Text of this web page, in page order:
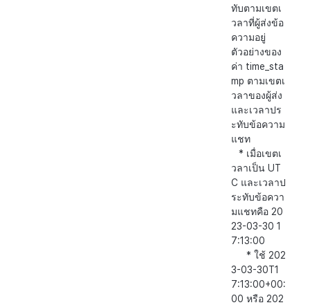
ทับตามเขตเ
วลาที่ผู้ส่งข้อ
ความอยู่
ตัวอย่างของ
ค่า time_sta
mp ตามเขตเ
วลาของผู้ส่ง
และเวลาปร
ะทับข้อความ
แชท
* เมื่อเขตเ
วลาเป็น UT
C และเวลาป
ระทับข้อควา
มแชทคือ 20
23-03-30 1
7:13:00
* ใช้ 202
3-03-30T1
7:13:00+00:
00 หรือ 202